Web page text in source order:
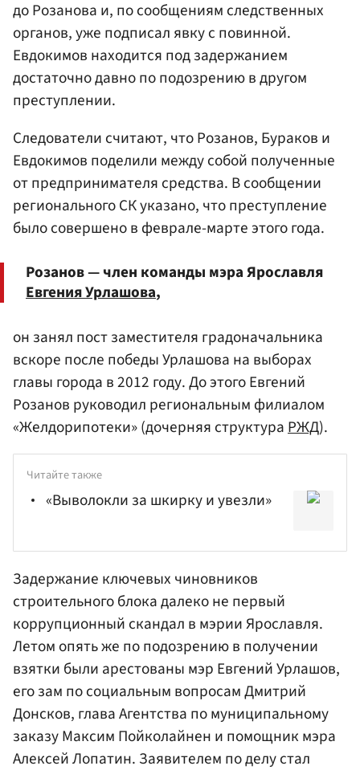
до Розанова и, по сообщениям следственных
органов, уже подписал явку с повинной.
Евдокимов находится под задержанием
достаточно давно по подозрению в другом
преступлении.
Следователи считают, что Розанов, Бураков и
Евдокимов поделили между собой полученные
от предпринимателя средства. В сообщении
регионального СК указано, что преступление
было совершено в феврале-марте этого года.
Розанов — член команды мэра Ярославля
Евгения Урлашова,
он занял пост заместителя градоначальника
вскоре после победы Урлашова на выборах
главы города в 2012 году. До этого Евгений
Розанов руководил региональным филиалом
«Желдорипотеки» (дочерняя структураРЖД).
Читайте также
«Выволокли за шкирку и увезли»
Задержание ключевых чиновников
строительного блока далеко не первый
коррупционный скандал в мэрии Ярославля.
Летом опять же по подозрению в получении
взятки были арестованы мэр Евгений Урлашов,
его зам по социальным вопросамДмитрий
Донсков, глава Агентства по муниципальному
заказу Максим Пойколайнен и помощник мэра
Алексей Лопатин. Заявителем по делу стал